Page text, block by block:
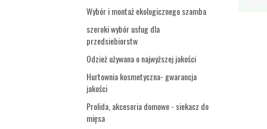
Wybór i montaż ekologicznego szamba
szeroki wybór usług dla
przedsiebiorstw
Odzież używana o najwyższej jakości
Hurtownia kosmetyczna- gwarancja
jakości
Prolida, akcesoria domowe - siekacz do
mięsa